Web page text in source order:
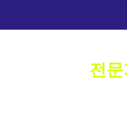
전